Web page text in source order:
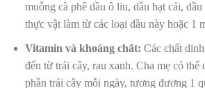
muỗng cà phê dầu ô liu, dầu hạt cải,
thực vật làm từ các loại dầu này hoặc 1
Vitamin và khoáng chất: Các chất
đến từ trái cây, rau xanh. Cha mẹ có thể
phần trái cây mỗi ngày, tương đương 1